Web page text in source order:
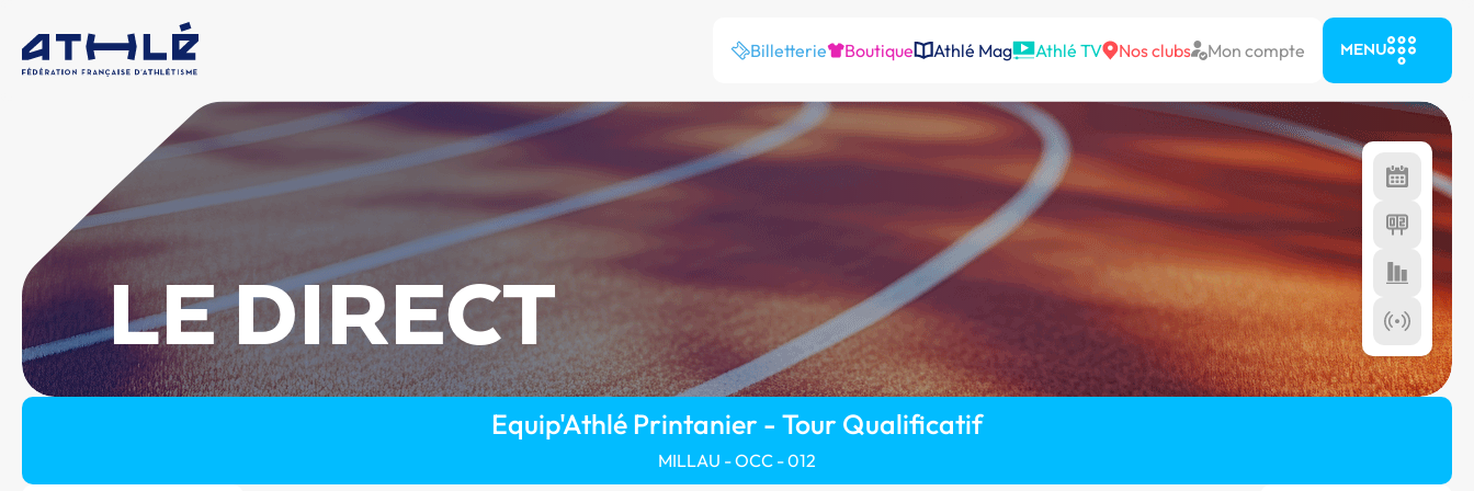
Billetterie Boutique Athlé Mag Athlé TV Nos clubs Mon compte MENU
LE DIRECT
Equip'Athlé Printanier - Tour Qualificatif
MILLAU - OCC - 012